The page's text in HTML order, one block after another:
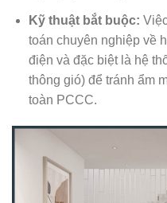
Kỹ thuật bắt buộc:
toán chuyên nghiệp về
điện và đặc biệt là hệ
thông gió) để tránh ẩm
toàn PCCC.